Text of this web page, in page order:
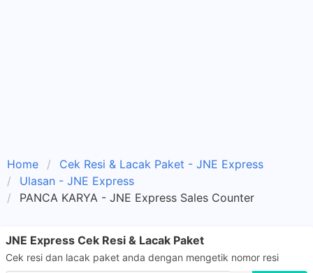
Home
Cek Resi & Lacak Paket - JNE Express
Ulasan - JNE Express
PANCA KARYA - JNE Express Sales Counter
JNE Express Cek Resi & Lacak Paket
Cek resi dan lacak paket anda dengan mengetik nomor resi